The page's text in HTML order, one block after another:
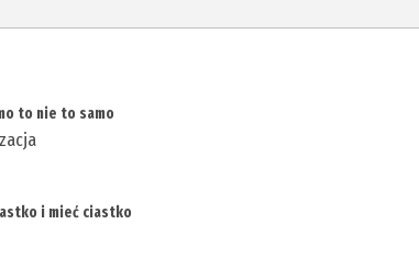
to nie to samo
i mieć ciastko